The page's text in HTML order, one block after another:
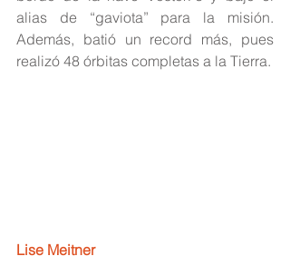
alias de “gaviota” para la misión.
Además, batió un record más, pues
realizó 48 órbitas completas a la Tierra.
Lise Meitner